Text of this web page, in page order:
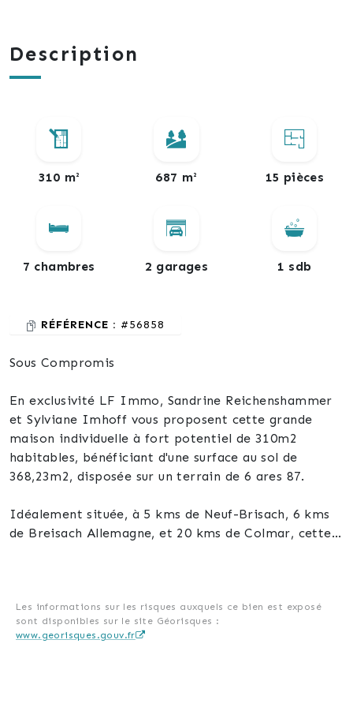
Description
310 m² 687 m² 15 pièces
7 chambres 2 garages 1 sdb
RÉFÉRENCE : #56858
Sous Compromis
En exclusivité LF Immo, Sandrine Reichenshammer
et Sylviane Imhoff vous proposent cette grande
maison individuelle à fort potentiel de 310m2
habitables, bénéficiant d'une surface au sol de
368,23m2, disposée sur un terrain de 6 ares 87.
Idéalement située, à 5 kms de Neuf-Brisach, 6 kms
de Breisach Allemagne, et 20 kms de Colmar, cette
Plusieurs options s'offrent à vous :
Les informations sur les risques auxquels ce bien est exposé
sont disponibles sur le site Géorisques :
www.georisques.gouv.fr